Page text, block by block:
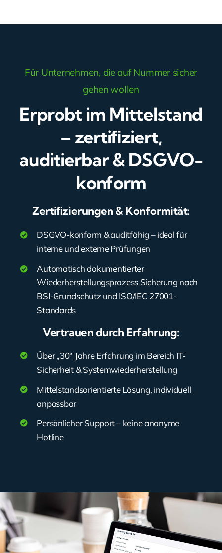
Für Unternehmen, die auf Nummer sicher
gehen wollen
Erprobt im Mittelstand
– zertiﬁziert,
auditierbar & DSGVO-
konform
Zertiﬁzierungen & Konformität:
DSGVO-konform & auditfähig – ideal für
interne und externe Prüfungen
Automatisch dokumentierter
Wiederherstellungsprozess Sicherung nach
BSI-Grundschutz und ISO/IEC 27001-
Standards
Vertrauen durch Erfahrung:
Über „30“ Jahre Erfahrung im Bereich IT-
Sicherheit & Systemwiederherstellung
Mittelstandsorientierte Lösung, individuell
anpassbar
Persönlicher Support – keine anonyme
Hotline